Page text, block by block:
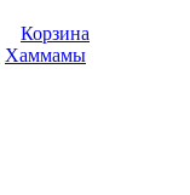
Корзина
Хаммамы